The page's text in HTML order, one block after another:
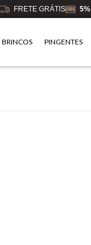
FRETE GRÁTIS
BRINCOS PINGENTES